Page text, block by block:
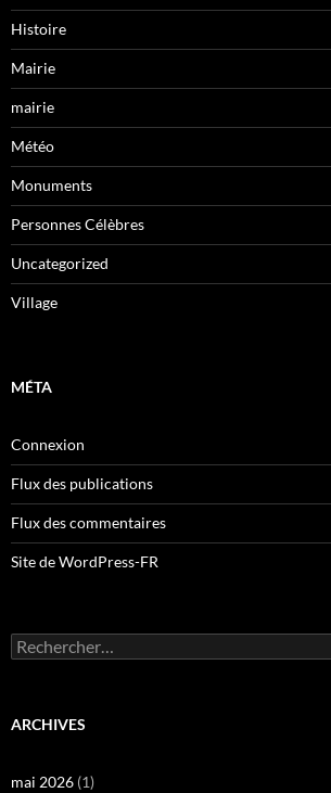
Histoire
Mairie
mairie
Météo
Monuments
Personnes Célèbres
Uncategorized
Village
MÉTA
Connexion
Flux des publications
Flux des commentaires
Site de WordPress-FR
Rechercher :
ARCHIVES
mai 2026 (1)